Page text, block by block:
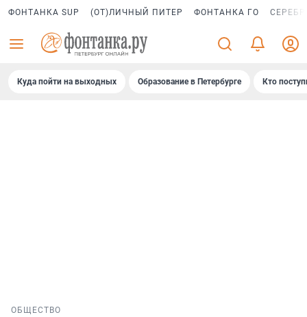
ФОНТАНКА SUP (ОТ)ЛИЧНЫЙ ПИТЕР ФОНТАНКА ГО
Куда пойти на выходных Образование в Петербурге Кто
ОБЩЕСТВО